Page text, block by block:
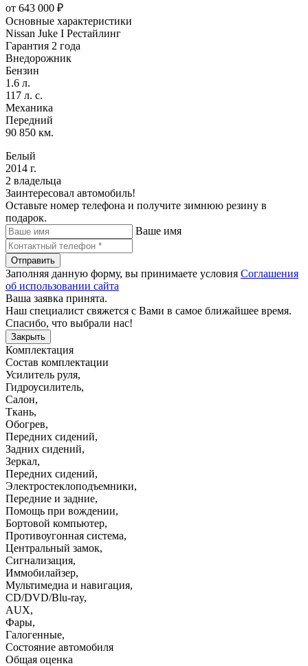
от 643 000 ₽
Основные характеристики
Nissan Juke I Рестайлинг
Гарантия 2 года
Внедорожник
Бензин
1.6 л.
117 л. с.
Механика
Передний
90 850 км.
Белый
2014 г.
2 владельца
Заинтересовал автомобиль!
Оставьте номер телефона и получите зимнюю резину в
подарок.
Ваше имя
Отправить
Заполняя данную форму, вы принимаете условия Соглашения
об использовании сайта
Ваша заявка принята.
Наш специалист свяжется с Вами в самое ближайшее время.
Спасибо, что выбрали нас!
Закрыть
Комплектация
Состав комплектации
Усилитель руля,
Гидроусилитель,
Салон,
Ткань,
Обогрев,
Передних сидений,
Задних сидений,
Зеркал,
Передних сидений,
Электростеклоподъемники,
Передние и задние,
Помощь при вождении,
Бортовой компьютер,
Противоугонная система,
Центральный замок,
Сигнализация,
Иммобилайзер,
Мультимедиа и навигация,
CD/DVD/Blu-ray,
AUX,
Фары,
Галогенные,
Состояние автомобиля
Общая оценка